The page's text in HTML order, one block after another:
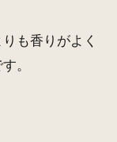
も香りがよく
。